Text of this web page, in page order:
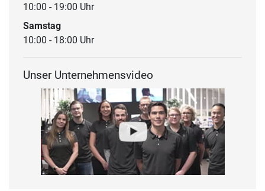
10:00 - 19:00 Uhr
Samstag
10:00 - 18:00 Uhr
Unser Unternehmensvideo